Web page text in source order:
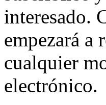
interesado.
empezará a
cualquier
electrónico.